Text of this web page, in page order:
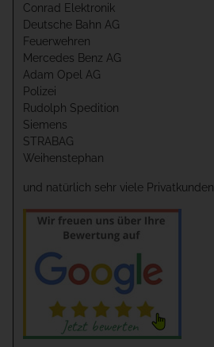
Conrad Elektronik
Deutsche Bahn AG
Feuerwehren
Mercedes Benz AG
Adam Opel AG
Polizei
Rudolph Spedition
Siemens
STRABAG
Weihenstephan
und natürlich sehr viele Privatkunden